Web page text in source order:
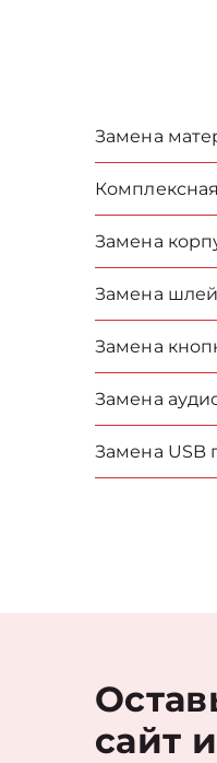
Замена
Замена
Замена
Замена
Замена
Замена USB
сайт